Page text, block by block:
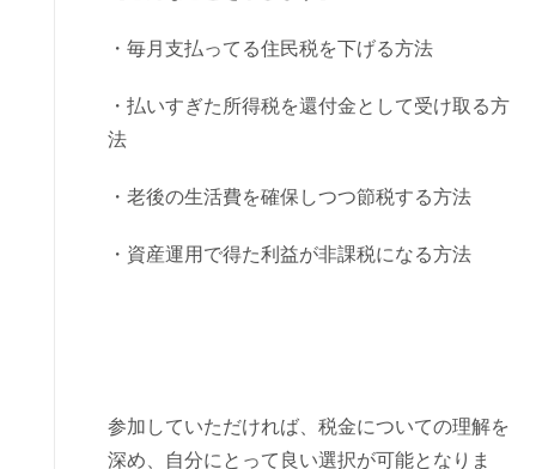
・毎月支払ってる住民税を下げる方法
・払いすぎた所得税を還付金として受け取る方
法
・老後の生活費を確保しつつ節税する方法
・資産運用で得た利益が非課税になる方法
参加していただければ、税金についての理解を
深め、自分にとって良い選択が可能となりま